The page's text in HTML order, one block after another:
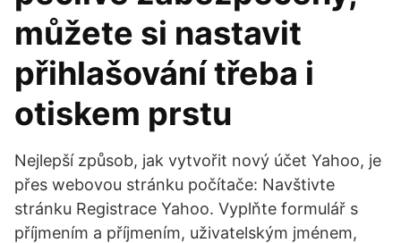
můžete si nastavit
přihlašování třeba i
otiskem prstu
Nejlepší způsob, jak vytvořit nový účet Yahoo, je
přes webovou stránku počítače: Navštivte
stránku Registrace Yahoo. Vyplňte formulář s
příjmením a příjmením, uživatelským jménem,